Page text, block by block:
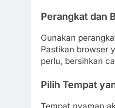
Perangkat dan
Gunakan
Pastikan browser
perlu, bersihkan
Pilih Tempat